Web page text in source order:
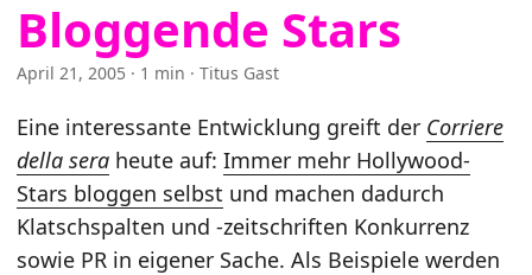
Bloggende Stars
April 21, 2005 · 1 min · Titus Gast
Eine interessante Entwicklung greift der Corriere
della sera heute auf: Immer mehr Hollywood-
Stars bloggen selbst und machen dadurch
Klatschspalten und -zeitschriften Konkurrenz
sowie PR in eigener Sache. Als Beispiele werden